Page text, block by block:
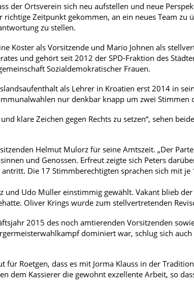
der Ortsverein sich neu aufstellen und neue
Zeitpunkt gekommen, an ein neues Team zu
zu stellen.
Köster als Vorsitzende und Mario Johnen als
und gehört seit 2012 der SPD-Fraktion des
Sozialdemokratischer Frauen.
als Lehrer in Kroatien erst 2014 in
nur denkbar knapp um zwei Stimmen
klare Zeichen gegen Rechts zu setzen“, sehen
Helmut Mulorz für seine Amtszeit. „Der
und Genossen. Erfreut zeigte sich Peters
Die 17 Stimmberechtigten sprachen sich mit je
Udo Müller einstimmig gewählt. Vakant blieb der
Oliver Krings wurde zum stellvertretenden
2015 des noch amtierenden Vorsitzenden
dominiert war, schlug sich auch
für Roetgen, dass es mit Jorma Klauss in der
dem Kassierer die gewohnt exzellente Arbeit, so